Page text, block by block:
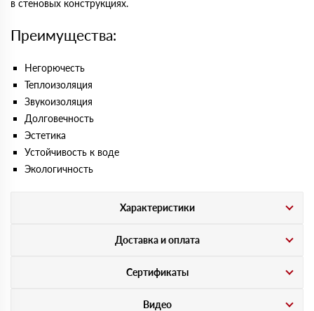
в стеновых конструкциях.
Преимущества:
Негорючесть
Теплоизоляция
Звукоизоляция
Долговечность
Эстетика
Устойчивость к воде
Экологичность
Характеристики
Доставка и оплата
Сертификаты
Видео